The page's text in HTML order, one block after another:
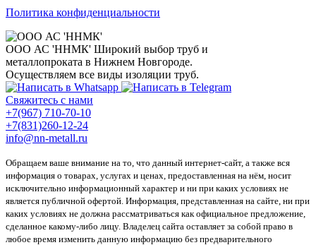
Политика конфиденциальности
ООО АС 'ННМК' Широкий выбор труб и
металлопроката в Нижнем Новгороде.
Осуществляем все виды изоляции труб.
Свяжитесь с нами
+7(967) 710-70-10
+7(831)260-12-24
info@nn-metall.ru
Обращаем ваше внимание на то, что данный интернет-сайт, а также вся
информация о товарах, услугах и ценах, предоставленная на нём, носит
исключительно информационный характер и ни при каких условиях не
является публичной офертой. Информация, представленная на сайте, ни при
каких условиях не должна рассматриваться как официальное предложение,
сделанное какому-либо лицу. Владелец сайта оставляет за собой право в
любое время изменить данную информацию без предварительного